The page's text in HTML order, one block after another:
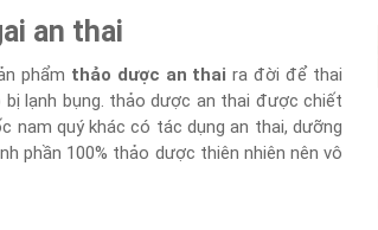
an thai
phẩm thảo dược an thai ra đời để thai
lạnh bụng. thảo dược an thai được chiết
nam quý khác có tác dụng an thai, dưỡng
phần 100% thảo dược thiên nhiên nên vô